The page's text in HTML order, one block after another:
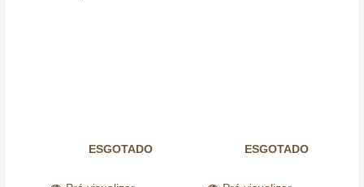
ESGOTADO ESGOTADO